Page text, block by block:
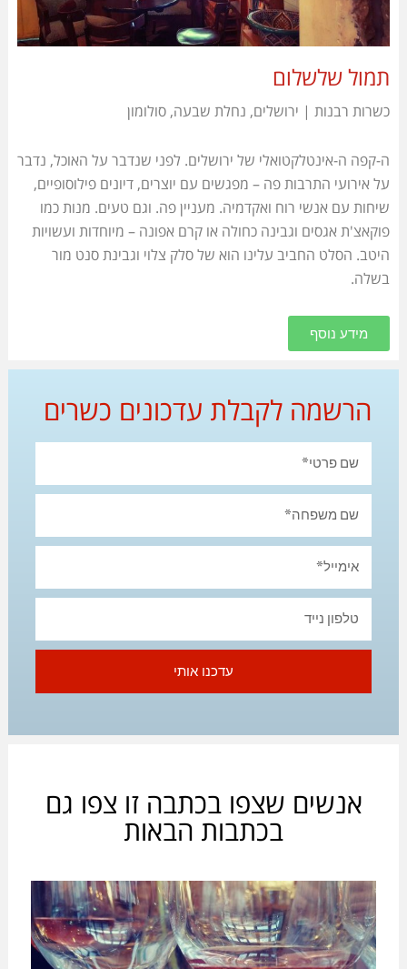
תמול שלשלום
כשרות רבנות | ירושלים, נחלת שבעה, סולומון
ה-קפה ה-אינטלקטואלי של ירושלים. לפני שנדבר על האוכל, נדבר
על אירועי התרבות פה – מפגשים עם יוצרים, דיונים פילוסופיים,
שיחות עם אנשי רוח ואקדמיה. מעניין פה. וגם טעים. מנות כמו
פוקאצ'ת אגסים וגבינה כחולה או קרם אפונה – מיוחדות ועשויות
היטב. הסלט החביב עלינו הוא של סלק צלוי וגבינת סנט מור
בשלה.
מידע נוסף
הרשמה לקבלת עדכונים כשרים
עדכנו אותי
אנשים שצפו בכתבה זו צפו גם
בכתבות הבאות